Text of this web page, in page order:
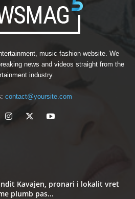
music fashion website. We
news and videos straight from the
industry.
contact@yoursite.com
Kavajen, pronari i lokalit vret
plumb pas...